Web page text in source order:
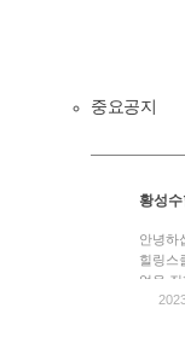
중요공지
황성
안녕하
힐링스
업을
월 개